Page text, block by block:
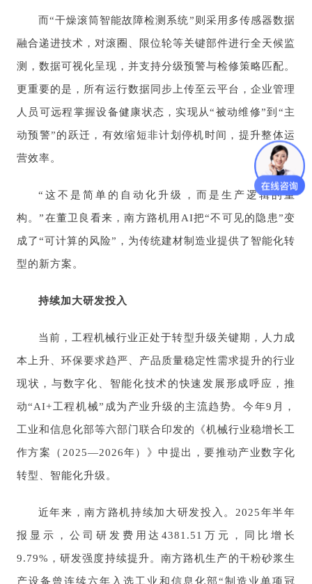
而“干燥滚筒智能故障检测系统”则采用多传感器数据
融合递进技术，对滚圈、限位轮等关键部件进行全天候监
测，数据可视化呈现，并支持分级预警与检修策略匹配。
更重要的是，所有运行数据同步上传至云平台，企业管理
人员可远程掌握设备健康状态，实现从“被动维修”到“主
动预警”的跃迁，有效缩短非计划停机时间，提升整体运
营效率。
“这不是简单的自动化升级，而是生产逻辑的重
构。”在董卫良看来，南方路机用AI把“不可见的隐患”变
成了“可计算的风险”，为传统建材制造业提供了智能化转
型的新方案。
持续加大研发投入
当前，工程机械行业正处于转型升级关键期，人力成
本上升、环保要求趋严、产品质量稳定性需求提升的行业
现状，与数字化、智能化技术的快速发展形成呼应，推
动“AI+工程机械”成为产业升级的主流趋势。今年9月，
工业和信息化部等六部门联合印发的《机械行业稳增长工
作方案（2025—2026年）》中提出，要推动产业数字化
转型、智能化升级。
近年来，南方路机持续加大研发投入。2025年半年
报显示，公司研发费用达4381.51万元，同比增长
9.79%，研发强度持续提升。南方路机生产的干粉砂浆生
产设备曾连续六年入选工业和信息化部“制造业单项冠